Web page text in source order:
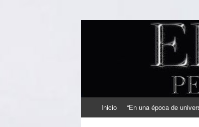
EL
Periodismo Inteligente
al
Inicio “En una época de